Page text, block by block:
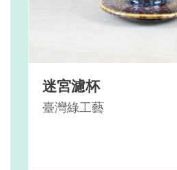
迷宮濾杯
臺灣綠工藝